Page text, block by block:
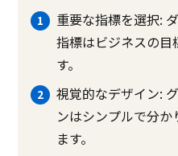
重要な指標を選択:
指標はビジネスの目
す。
視覚的なデザイン:
ンはシンプルで分
ます。